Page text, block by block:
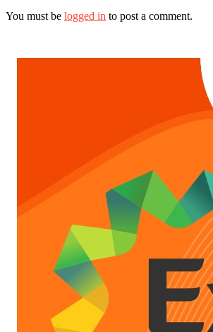
You must be logged in to post a comment.